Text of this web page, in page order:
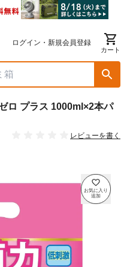
ログイン・新規会員登録
カート
ロ プラス 1000ml×2本パ
レビューを書く